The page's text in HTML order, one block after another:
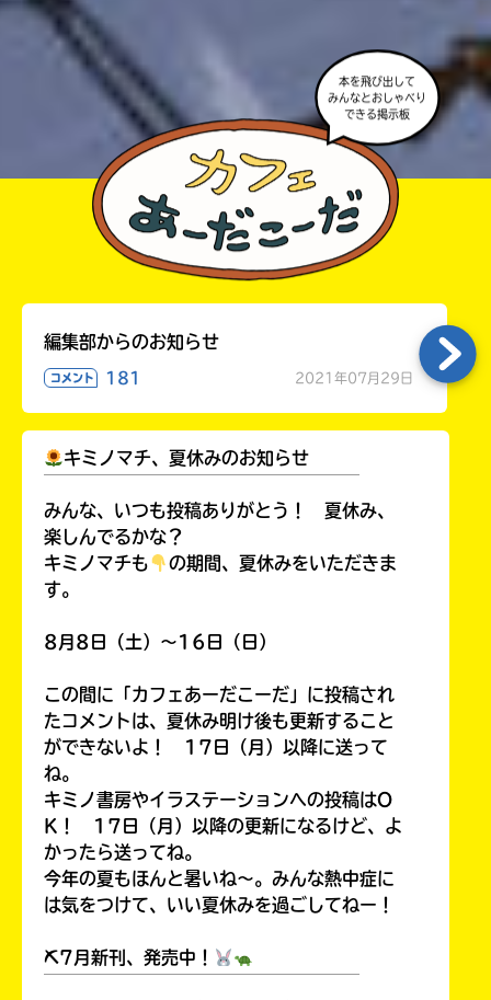
本を飛び出して
みんなとおしゃべり
できる掲示板
編集部からのお知らせ
コメント 181 2021年07月29日
キミノマチ、夏休みのお知らせ
みんな、いつも投稿ありがとう！ 夏休み、
楽しんでるかな？
キミノマチも
の期間、夏休みをいただきま
す。
8月8日（土）～16日（日）
この間に「カフェあーだこーだ」に投稿され
たコメントは、夏休み明け後も更新すること
ができないよ！ 17日（月）以降に送って
ね。
キミノ書房やイラステーションへの投稿はO
K！ 17日（月）以降の更新になるけど、よ
かったら送ってね。
今年の夏もほんと暑いね～。みんな熱中症に
は気をつけて、いい夏休みを過ごしてねー！
⛏7月新刊、発売中！